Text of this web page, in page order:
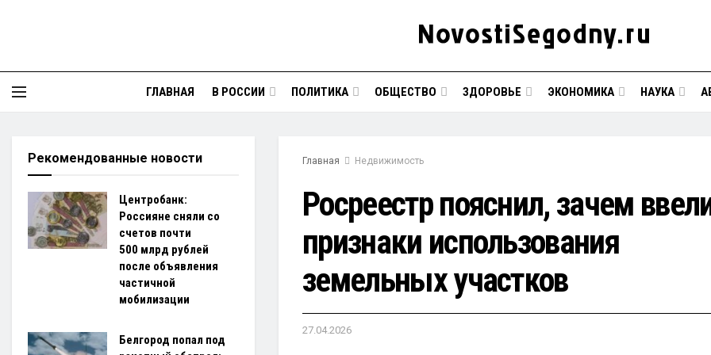
ГЛАВНАЯ В РОССИИ ПОЛИТИКА ОБЩЕСТВО ЗДОРОВЬЕ ЭКОНОМИКА НАУКА
Главная Недвижимость
Росреестр пояснил, зачем
признаки использования
земельных участков
27.04.2026
Рекомендованные новости
Центробанк:
Россияне сняли со
счетов почти
500 млрд рублей
после объявления
частичной
мобилизации
Белгород попал под